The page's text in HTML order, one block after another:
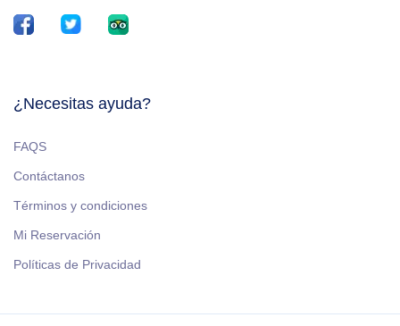
¿Necesitas ayuda?
FAQS
Contáctanos
Términos y condiciones
Mi Reservación
Políticas de Privacidad